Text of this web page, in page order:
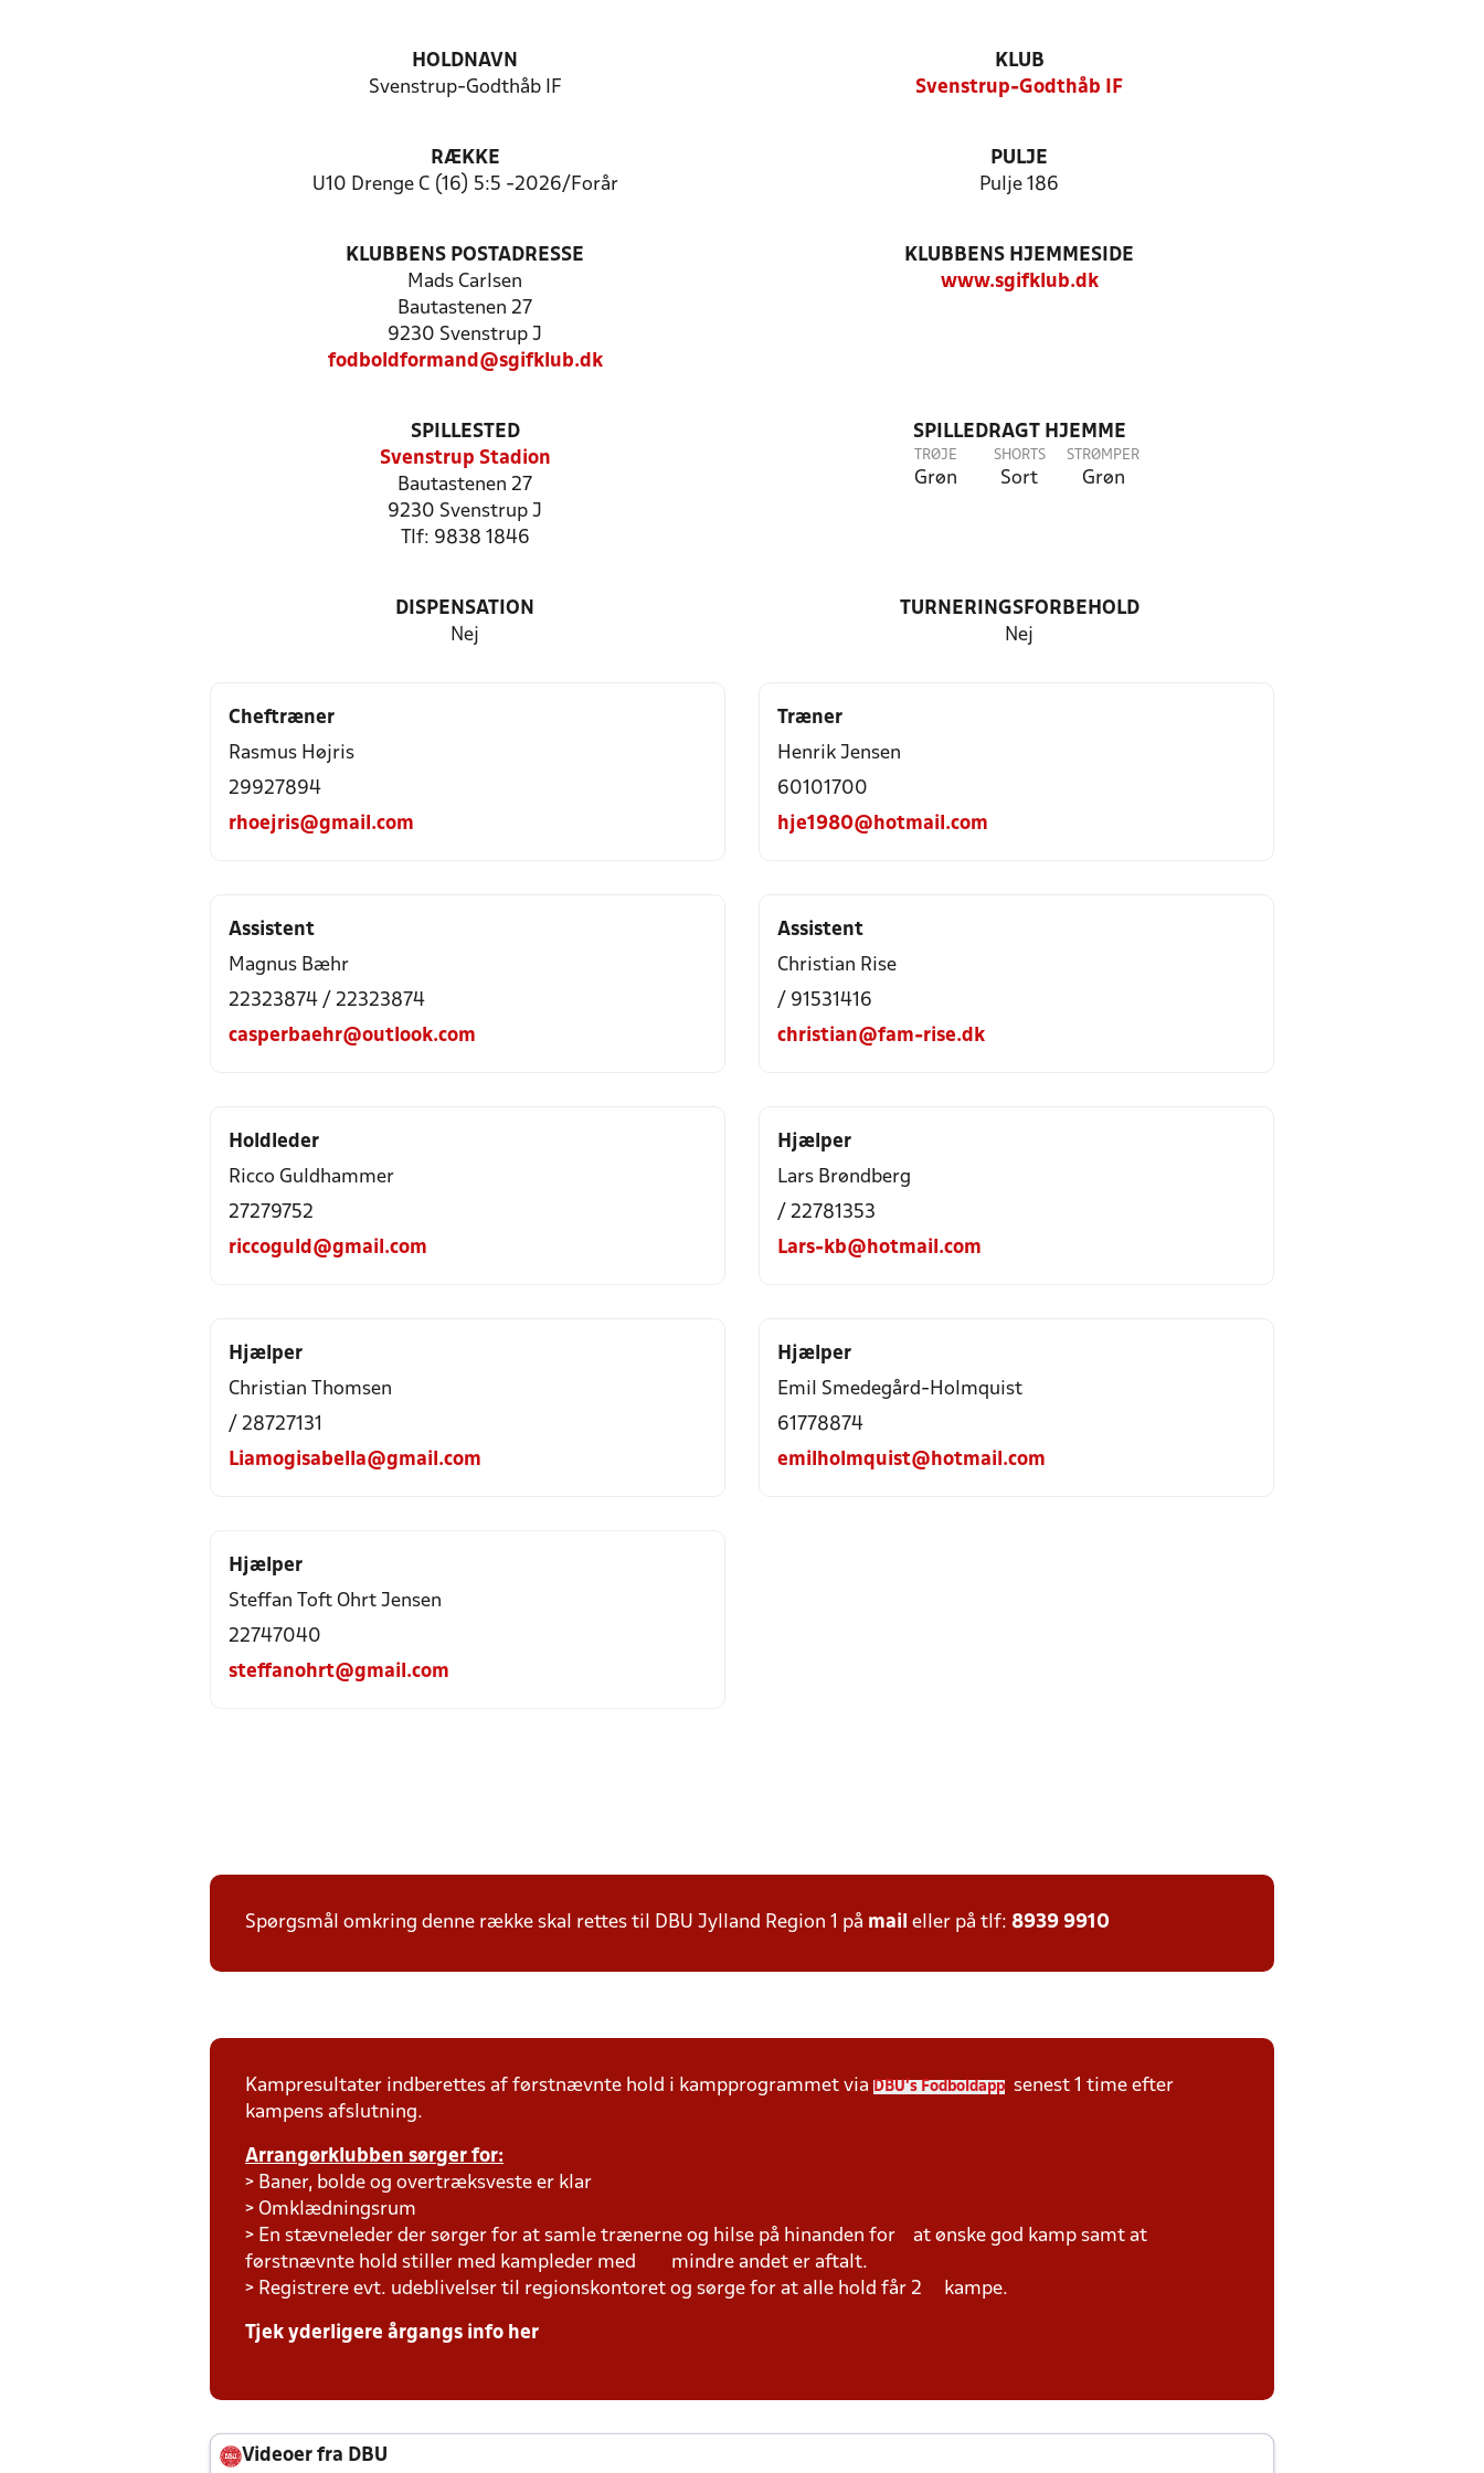
HOLDNAVN
Svenstrup-Godthåb IF
KLUB
Svenstrup-Godthåb IF
RÆKKE
U10 Drenge C (16) 5:5 -2026/Forår
PULJE
Pulje 186
KLUBBENS POSTADRESSE
Mads Carlsen
Bautastenen 27
9230 Svenstrup J
fodboldformand@sgifklub.dk
KLUBBENS HJEMMESIDE
www.sgifklub.dk
SPILLESTED
Svenstrup Stadion
Bautastenen 27
9230 Svenstrup J
Tlf: 9838 1846
SPILLEDRAGT HJEMME
TRØJE
Grøn
SHORTS
Sort
STRØMPER
Grøn
DISPENSATION
Nej
TURNERINGSFORBEHOLD
Nej
Cheftræner
Rasmus Højris
29927894
rhoejris@gmail.com
Træner
Henrik Jensen
60101700
hje1980@hotmail.com
Assistent
Magnus Bæhr
22323874 / 22323874
casperbaehr@outlook.com
Assistent
Christian Rise
/ 91531416
christian@fam-rise.dk
Holdleder
Ricco Guldhammer
27279752
riccoguld@gmail.com
Hjælper
Lars Brøndberg
/ 22781353
Lars-kb@hotmail.com
Hjælper
Christian Thomsen
/ 28727131
Liamogisabella@gmail.com
Hjælper
Emil Smedegård-Holmquist
61778874
emilholmquist@hotmail.com
Hjælper
Steffan Toft Ohrt Jensen
22747040
steffanohrt@gmail.com
Spørgsmål omkring denne række skal rettes til DBU Jylland Region 1 på mail eller på tlf: 8939 9910
Kampresultater indberettes af førstnævnte hold i kampprogrammet via DBU's Fodboldapp
senest 1 time efter
kampens afslutning.
Arrangørklubben sørger for:
> Baner, bolde og overtræksveste er klar
> Omklædningsrum
> En stævneleder der sørger for at samle trænerne og hilse på hinanden for at ønske god kamp samt at
førstnævnte hold stiller med kampleder med mindre andet er aftalt.
> Registrere evt. udeblivelser til regionskontoret og sørge for at alle hold får 2 kampe.
Tjek yderligere årgangs info her
Videoer fra DBU